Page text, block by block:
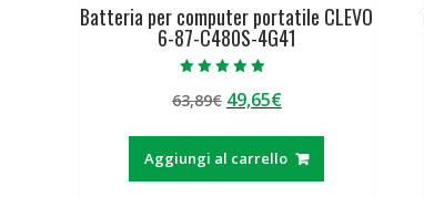
Batteria per computer portatile CLEVO
6-87-C480S-4G41
4.50
su 5
63,89€ Il
originale
era:
49,65€Il
attuale
è:
Aggiungi al carrello